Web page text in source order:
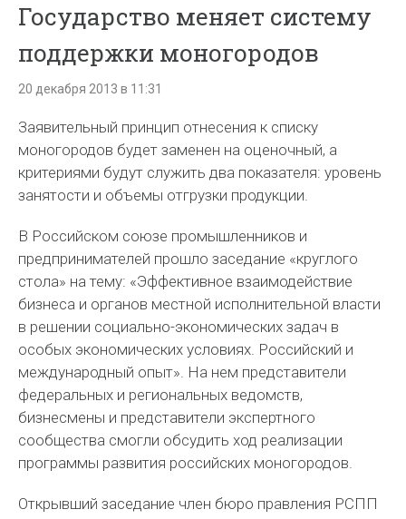
Государство меняет систему
поддержки моногородов
20 декабря 2013 в 11:31
Заявительный принцип отнесения к списку
моногородов будет заменен на оценочный, а
критериями будут служить два показателя: уровень
занятости и объемы отгрузки продукции.
В Российском союзе промышленников и
предпринимателей прошло заседание «круглого
стола» на тему: «Эффективное взаимодействие
бизнеса и органов местной исполнительной власти
в решении социально-экономических задач в
особых экономических условиях. Российский и
международный опыт». На нем представители
федеральных и региональных ведомств,
бизнесмены и представители экспертного
сообщества смогли обсудить ход реализации
программы развития российских моногородов.
Открывший заседание член бюро правления РСПП